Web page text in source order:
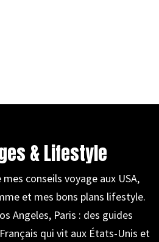
& Lifestyle
conseils voyage aux USA,
et mes bons plans lifestyle.
Angeles, Paris : des guides
qui vit aux États-Unis et